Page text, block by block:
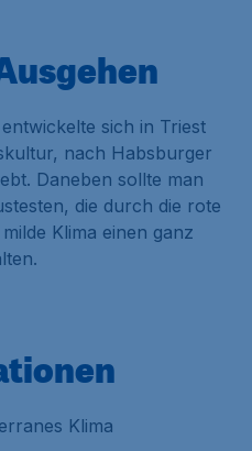
sich in Triest
nach Habsburger
Daneben sollte man
die durch die rote
Klima einen ganz
Klima